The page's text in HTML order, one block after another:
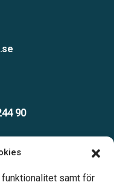
samt för
90